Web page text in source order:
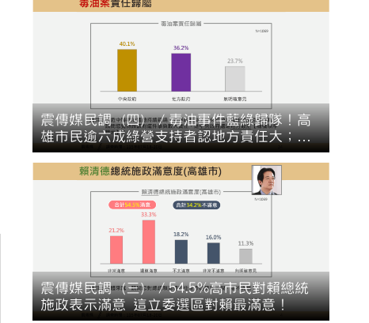
震傳媒民調（四）／毒油事件藍綠歸隊！高
雄市民逾六成綠營支持者認地方責任大；逾
八成藍白支持者認中央主責
震傳媒民調（三）／54.5%高市民對賴總統
施政表示滿意 這立委選區對賴最滿意！